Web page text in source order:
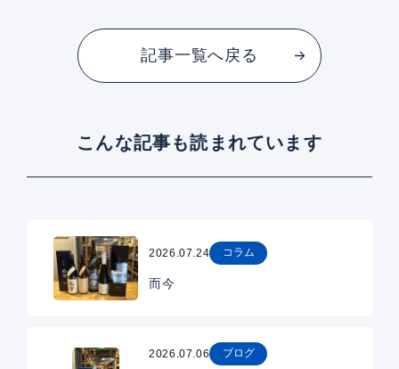
記事一覧へ戻る
こんな記事も読まれています
2026.07.24 コラム
而今
2026.07.06 ブログ